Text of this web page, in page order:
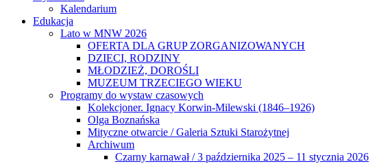
Kalendarium
Edukacja
Lato w MNW 2026
OFERTA DLA GRUP ZORGANIZOWANYCH
DZIECI, RODZINY
MŁODZIEŻ, DOROŚLI
MUZEUM TRZECIEGO WIEKU
Programy do wystaw czasowych
Kolekcjoner. Ignacy Korwin-Milewski (1846–1926)
Olga Boznańska
Mityczne otwarcie / Galeria Sztuki Starożytnej
Archiwum
Czarny karnawał / 3 października 2025 – 11 stycznia 2026